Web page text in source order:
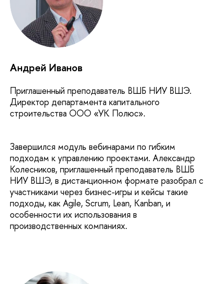
Андрей Иванов
Приглашенный преподаватель ВШБ НИУ ВШЭ.
Директор департамента капитального
строительства ООО «УК Полюс».
Завершился модуль вебинарами по гибким
подходам к управлению проектами. Александр
Колесников, приглашенный преподаватель ВШБ
НИУ ВШЭ, в дистанционном формате разобрал с
участниками через бизнес-игры и кейсы такие
подходы, как Agile, Scrum, Lean, Kanban, и
особенности их использования в
производственных компаниях.